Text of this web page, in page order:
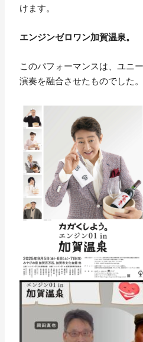
けます。
エンジンゼロワン加賀温泉。
このパフォーマンスは、ユニ
演奏を融合させたものでした。